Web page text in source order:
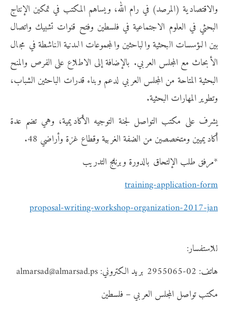
والاقتصادية (المرصد) في رام الله، ويساهم المكتب في تمكين الإنتاج
البحثي في العلوم الاجتماعية في فلسطين وفتح قنوات تشبيك واتصال
بين المؤسسات البحثية والباحثين والمجموعات المدنية الناشطة في مجال
الأبحاث مع المجلس العربي. بالإضافة إلى الاطلاع على الفرص والمنح
البحثية المتاحة من المجلس العربي لدعم وبناء قدرات الباحثين الشباب،
وتطوير المهارات البحثية.
يشرف على مكتب التواصل لجنة التوجيه الأكاديمية، وهي تضم عدة
أكاديميين ومتخصصين من الضفة الغربية وقطاع غزة وأراضي 48.
*مرفق طلب الإلتحاق بالدورة وبرنامج التدريب
training-application-form
proposal-writing-workshop-organization-2017-jan
للاستفسار:
هاتف: 02-2955065 بريد الكتروني: almarsad@almarsad.ps
مكتب تواصل المجلس العربي – فلسطين